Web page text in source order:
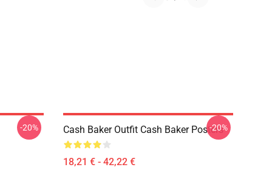
-20% Cash Baker Outfit Cash Baker Posters
18,21 € - 42,22 €
-20%